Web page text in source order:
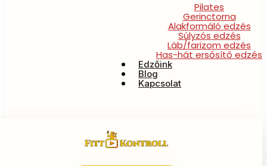
Pilates
Gerinctorna
Alakformáló edzés
Súlyzós edzés
Láb/farizom edzés
Has-hát ersősítő edzés
Edzőink
Blog
Kapcsolat
14 napos Haslaposító